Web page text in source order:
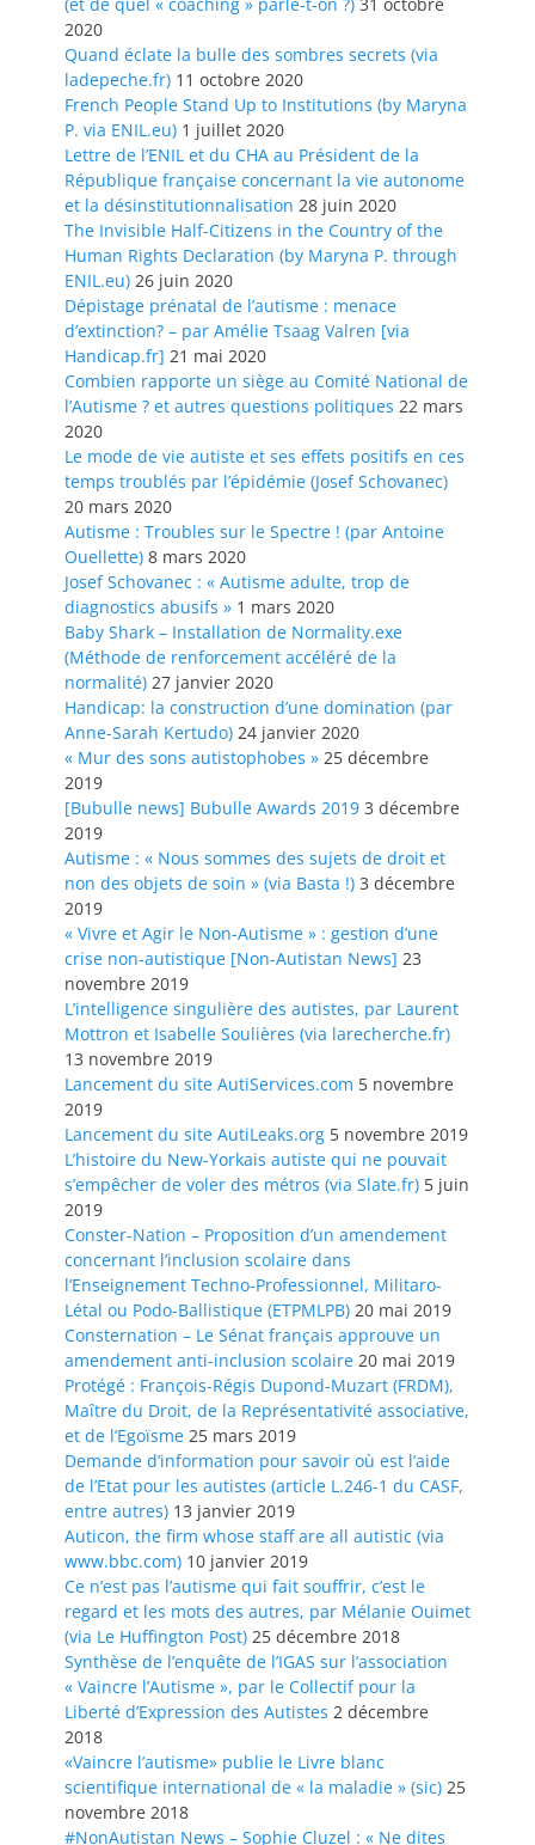
2020
Quand éclate la bulle des sombres secrets (via
ladepeche.fr) 11 octobre 2020
French People Stand Up to Institutions (by Maryna
P. via ENIL.eu) 1 juillet 2020
Lettre de l’ENIL et du CHA au Président de la
République française concernant la vie autonome
et la désinstitutionnalisation 28 juin 2020
The Invisible Half-Citizens in the Country of the
Human Rights Declaration (by Maryna P. through
ENIL.eu) 26 juin 2020
Dépistage prénatal de l’autisme : menace
d’extinction? – par Amélie Tsaag Valren [via
Handicap.fr] 21 mai 2020
Combien rapporte un siège au Comité National de
l’Autisme ? et autres questions politiques 22 mars
2020
Le mode de vie autiste et ses effets positifs en ces
temps troublés par l’épidémie (Josef Schovanec)
20 mars 2020
Autisme : Troubles sur le Spectre ! (par Antoine
Ouellette) 8 mars 2020
Josef Schovanec : « Autisme adulte, trop de
diagnostics abusifs » 1 mars 2020
Baby Shark – Installation de Normality.exe
(Méthode de renforcement accéléré de la
normalité) 27 janvier 2020
Handicap: la construction d’une domination (par
Anne-Sarah Kertudo) 24 janvier 2020
« Mur des sons autistophobes » 25 décembre
2019
[Bubulle news] Bubulle Awards 2019 3 décembre
2019
Autisme : « Nous sommes des sujets de droit et
non des objets de soin » (via Basta !) 3 décembre
2019
« Vivre et Agir le Non-Autisme » : gestion d’une
crise non-autistique [Non-Autistan News] 23
novembre 2019
L’intelligence singulière des autistes, par Laurent
Mottron et Isabelle Soulières (via larecherche.fr)
13 novembre 2019
Lancement du site AutiServices.com 5 novembre
2019
Lancement du site AutiLeaks.org 5 novembre 2019
L’histoire du New-Yorkais autiste qui ne pouvait
s’empêcher de voler des métros (via Slate.fr) 5 juin
2019
Conster-Nation – Proposition d’un amendement
concernant l’inclusion scolaire dans
l’Enseignement Techno-Professionnel, Militaro-
Létal ou Podo-Ballistique (ETPMLPB) 20 mai 2019
Consternation – Le Sénat français approuve un
amendement anti-inclusion scolaire 20 mai 2019
Protégé : François-Régis Dupond-Muzart (FRDM),
Maître du Droit, de la Représentativité associative,
et de l’Egoïsme 25 mars 2019
Demande d’information pour savoir où est l’aide
de l’Etat pour les autistes (article L.246-1 du CASF,
entre autres) 13 janvier 2019
Auticon, the firm whose staff are all autistic (via
www.bbc.com) 10 janvier 2019
Ce n’est pas l’autisme qui fait souffrir, c’est le
regard et les mots des autres, par Mélanie Ouimet
(via Le Huffington Post) 25 décembre 2018
Synthèse de l’enquête de l’IGAS sur l’association
« Vaincre l’Autisme », par le Collectif pour la
Liberté d’Expression des Autistes 2 décembre
2018
«Vaincre l’autisme» publie le Livre blanc
scientifique international de « la maladie » (sic) 25
novembre 2018
#NonAutistan News – Sophie Cluzel : « Ne dites